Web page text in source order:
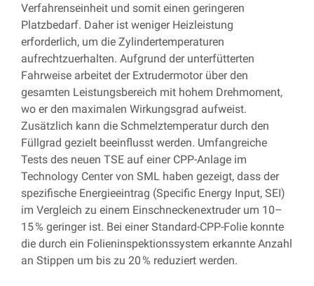
Verfahrenseinheit und somit einen geringeren
Platzbedarf. Daher ist weniger Heizleistung
erforderlich, um die Zylindertemperaturen
aufrechtzuerhalten. Aufgrund der unterfütterten
Fahrweise arbeitet der Extrudermotor über den
gesamten Leistungsbereich mit hohem Drehmoment,
wo er den maximalen Wirkungsgrad aufweist.
Zusätzlich kann die Schmelztemperatur durch den
Füllgrad gezielt beeinflusst werden. Umfangreiche
Tests des neuen TSE auf einer CPP-Anlage im
Technology Center von SML haben gezeigt, dass der
spezifische Energieeintrag (Specific Energy Input, SEI)
im Vergleich zu einem Einschneckenextruder um 10–
15 % geringer ist. Bei einer Standard-CPP-Folie konnte
die durch ein Folieninspektionssystem erkannte Anzahl
an Stippen um bis zu 20 % reduziert werden.